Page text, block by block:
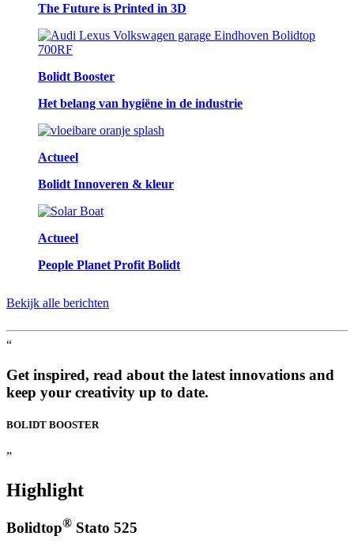
The Future is Printed in 3D
Bolidt Booster
Het belang van hygiëne in de industrie
Actueel
Bolidt Innoveren & kleur
Actueel
People Planet Profit Bolidt
Bekijk alle berichten
“
Get inspired, read about the latest innovations and
keep your creativity up to date.
BOLIDT BOOSTER
”
Highlight
Bolidtop® Stato 525